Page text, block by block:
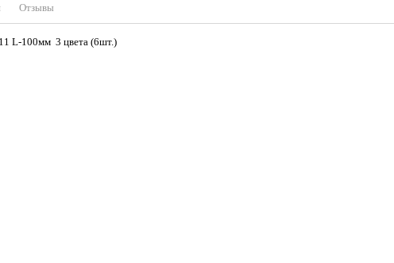
Отзывы
Д11 L-100мм 3 цвета (6шт.)